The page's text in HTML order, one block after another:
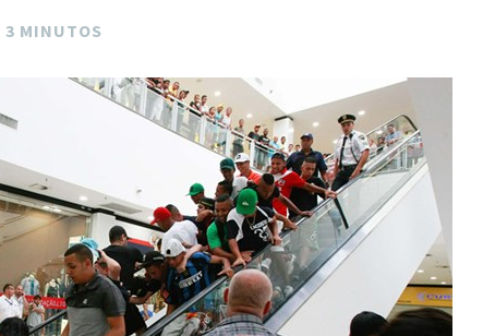
3 MINUTOS